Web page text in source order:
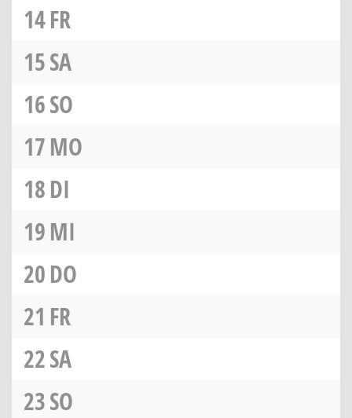
14FR
15SA
16SO
17MO
18DI
19MI
20DO
21 FR
22SA
23SO